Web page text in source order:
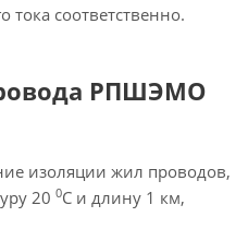
тока соответственно.
РПШЭМО
изоляции жил проводов,
20 0С и длину 1 км,